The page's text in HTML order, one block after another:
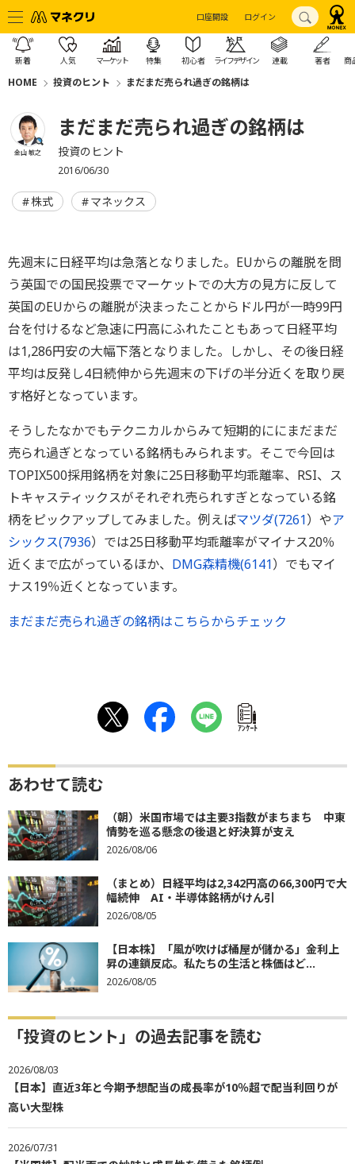
口座開設 ログイン
新着 人気 マーケット 特集 初心者 ライフデザイン 連載 著者 商
HOME 投資のヒント まだまだ売られ過ぎの銘柄は
金山 敏之
まだまだ売られ過ぎの銘柄は
投資のヒント
2016/06/30
株式 マネックス
先週末に日経平均は急落となりました。EUからの離脱を問
う英国での国民投票でマーケットでの大方の見方に反して
英国のEUからの離脱が決まったことからドル円が一時99円
台を付けるなど急速に円高にふれたこともあって日経平均
は1,286円安の大幅下落となりました。しかし、その後日経
平均は反発し4日続伸から先週末の下げの半分近くを取り戻
す格好となっています。
そうしたなかでもテクニカルからみて短期的ににまだまだ
売られ過ぎとなっている銘柄もみられます。そこで今回は
TOPIX500採用銘柄を対象に25日移動平均乖離率、RSI、ス
トキャスティックスがそれぞれ売られすぎとなっている銘
柄をピックアップしてみました。例えばマツダ(7261）やア
シックス(7936）では25日移動平均乖離率がマイナス20％
近くまで広がっているほか、 DMG森精機(6141）でもマイ
ナス19％近くとなっています。
まだまだ売られ過ぎの銘柄はこちらからチェック
ｱﾝｹｰﾄ
あわせて読む
（朝）米国市場では主要3指数がまちまち 中東
情勢を巡る懸念の後退と好決算が支え
2026/08/06
（まとめ）日経平均は2,342円高の66,300円で大
幅続伸 AI・半導体銘柄がけん引
2026/08/05
【日本株】「風が吹けば桶屋が儲かる」金利上
昇の連鎖反応。私たちの生活と株価はど...
2026/08/05
「投資のヒント」の過去記事を読む
2026/08/03
【日本】直近3年と今期予想配当の成長率が10％超で配当利回りが
高い大型株
2026/07/31